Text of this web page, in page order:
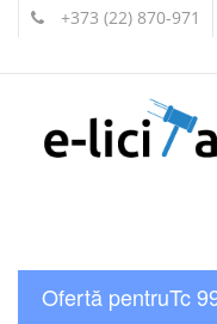
+373 (22) 870-971
Ofertă pentruTc